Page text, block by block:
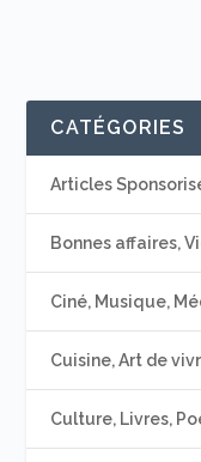
CATÉGORIES
Articles
Bonnes affaires,
Ciné, Musique,
Cuisine, Art de
Culture, Livres,